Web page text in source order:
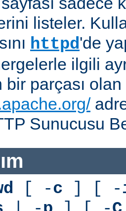
listeler.
httpd'de
ilgili
bir parçası
Sunucusu
[ -c ] [ -